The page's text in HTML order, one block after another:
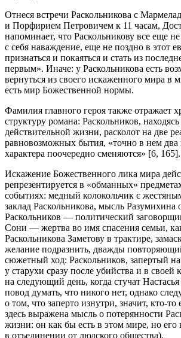
Отнеся встречи Раскольникова с
и Порфирием Петровичем к 11 часам,
напоминает, что Раскольникову все еще
с себя наваждение, еще не поздно в этот
признаться и покаяться и стать из
первым». Иначе: у Раскольникова есть
вернуться из своего искаженного мира в
есть мир Божественной нормы.
Фамилия главного героя также отражает
структуру романа: Раскольников,
действительной жизни, расколот на две
равновозможных бытия, «точно в нем
характера поочередно сменяются» [6, 165].
Искажение Божественного лика мира
репрезентируется в «обманных»
событиях: медный колокольчик с
заклад Раскольникова, мысль Разумихина
Раскольников — политический
Сони — жертва во имя спасения семьи,
Раскольникова Заметову в трактире,
желание подразнить, дважды
сюжетный ход: Раскольников, запертый
у старухи сразу после убийства и в своей
на следующий день, когда стучат
повод думать, что никого нет, однако
о том, что заперто изнутри, значит, кто-то
здесь выражена мысль о потерянности
жизни: он как бы есть в этом мире, но
в отъединении от людского общества).